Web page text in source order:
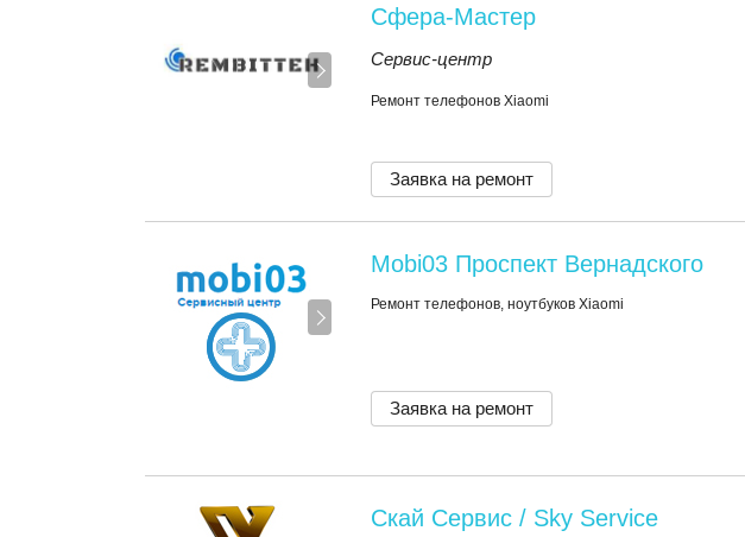
Сфера-Мастер
Сервис-центр
Ремонт телефонов Xiaomi
Заявка на ремонт
Mobi03 Проспект Вернадского
Ремонт телефонов, ноутбуков Xiaomi
Заявка на ремонт
Скай Сервис / Sky Service